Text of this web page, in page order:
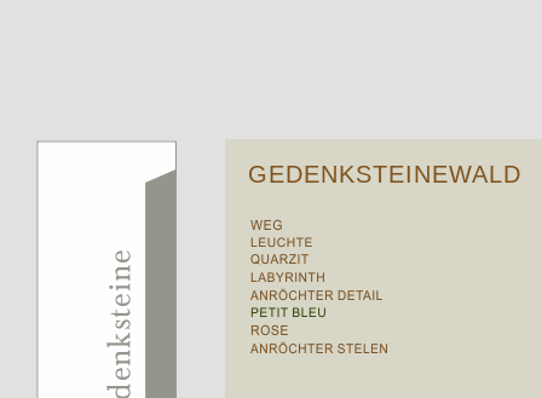
GEDENKSTEINEWALD